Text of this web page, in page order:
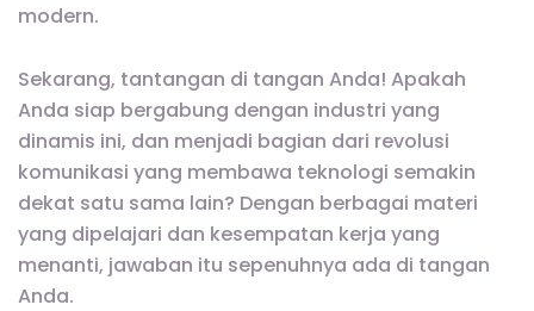
modern.
Sekarang, tantangan di tangan Anda! Apakah
Anda siap bergabung dengan industri yang
dinamis ini, dan menjadi bagian dari revolusi
komunikasi yang membawa teknologi semakin
dekat satu sama lain? Dengan berbagai materi
yang dipelajari dan kesempatan kerja yang
menanti, jawaban itu sepenuhnya ada di tangan
Anda.